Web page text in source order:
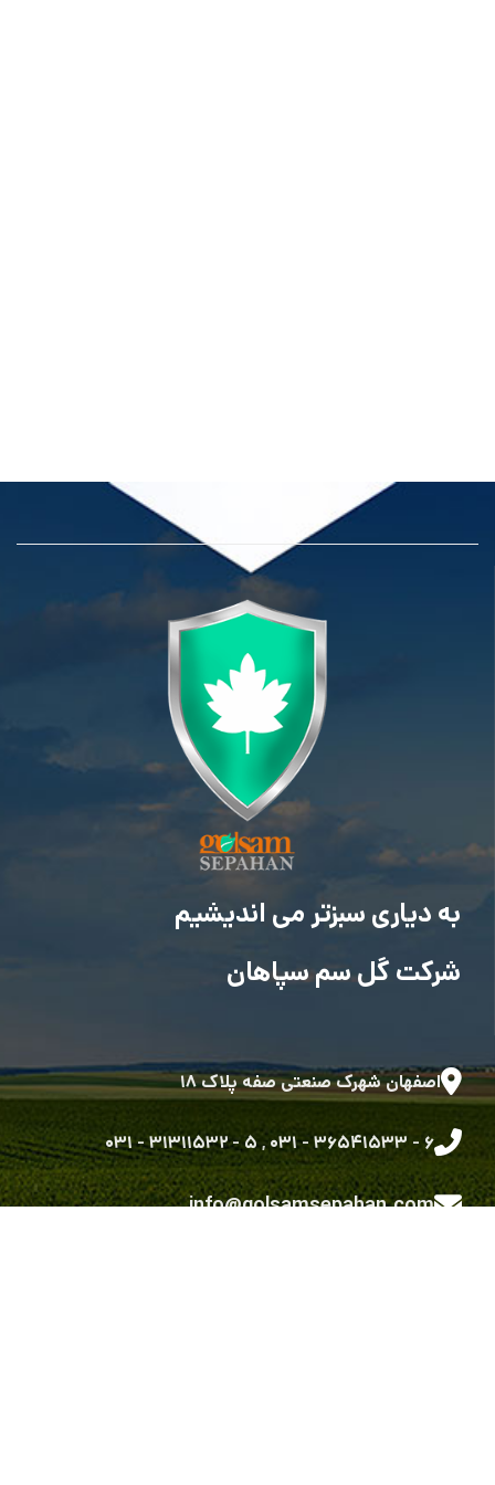
به دیاری سبزتر می اندیشیم
شرکت گل سم سپاهان
اصفهان شهرک صنعتی صفه پلاک ۱۸
۶ - ۳۶۵۴۱۵۳۳ - ۰۳۱ ,۵ - ۳۱۳۱۱۵۳۲ - ۰۳۱
info@golsamsepahan.com